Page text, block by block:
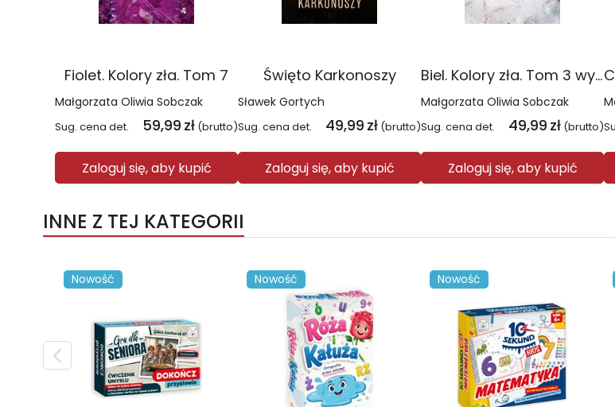
Fiolet. Kolory zła. Tom 7
Małgorzata Oliwia Sobczak
Sug. cena det. 59,99 zł (brutto)
Zaloguj się, aby kupić
Święto Karkonoszy
Sławek Gortych
Sug. cena det. 49,99 zł (brutto)
Zaloguj się, aby kupić
Biel. Kolory zła. Tom 3 wyd. 2025
Małgorzata Oliwia Sobczak
Sug. cena det. 49,99 zł (brutto)
Zaloguj się, aby kupić
INNE Z TEJ KATEGORII
Nowość Nowość Nowość